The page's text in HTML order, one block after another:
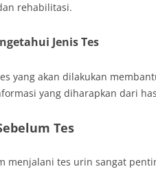
rehabilitasi.
Jenis Tes
yang akan dilakukan
yang diharapkan dari
Tes
menjalani tes urin sangat